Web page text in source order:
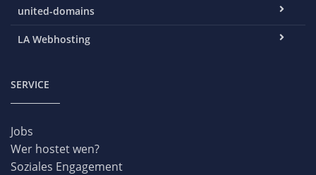
united-domains
LA Webhosting
SERVICE
Jobs
Wer hostet wen?
Soziales Engagement